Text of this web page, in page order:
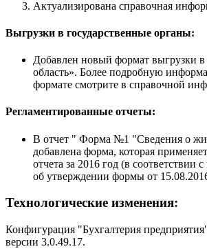
Актуализирована справочная
Выгрузки в государственные органы:
Добавлен новый формат выгрузки
область». Более подробную
формате смотрите в справочной
Регламентированные отчеты:
В отчет " Форма №1 "Сведения о
добавлена форма, которая
отчета за 2016 год (в соответствии
об утверждении формы от
Технологические изменения:
Конфигурация "Бухгалтерия
версии 3.0.49.17.